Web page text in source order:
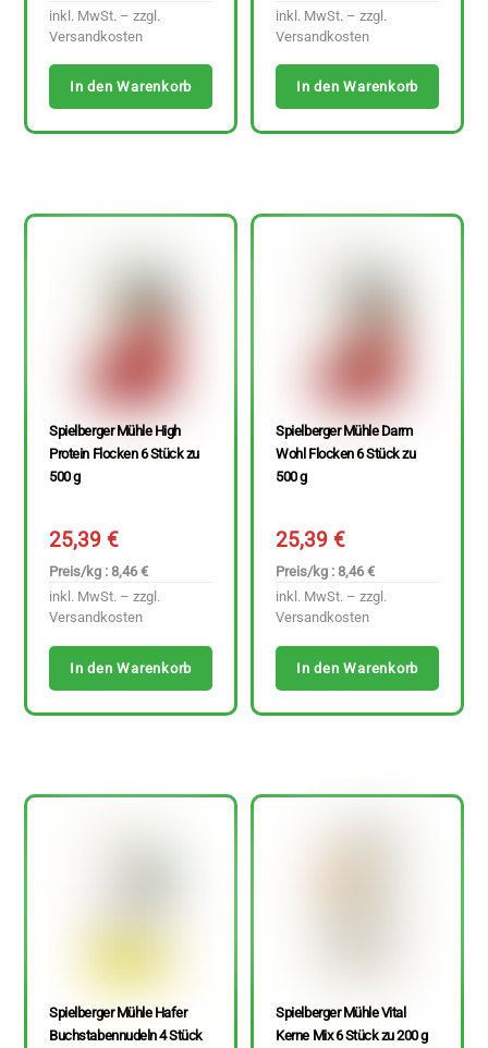
inkl. MwSt. – zzgl.
Versandkosten
In den Warenkorb
inkl. MwSt. – zzgl.
Versandkosten
In den Warenkorb
Spielberger Mühle High
Protein Flocken 6 Stück zu
500 g
25,39€
Preis/kg : 8,46 €
inkl. MwSt. – zzgl.
Versandkosten
In den Warenkorb
Spielberger Mühle Darm
Wohl Flocken 6 Stück zu
500 g
25,39€
Preis/kg : 8,46 €
inkl. MwSt. – zzgl.
Versandkosten
In den Warenkorb
Spielberger Mühle Hafer
Buchstabennudeln 4 Stück
Spielberger Mühle Vital
Kerne Mix 6 Stück zu 200 g